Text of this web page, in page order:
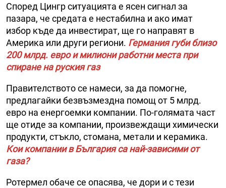
Според Цингр ситуацията е ясен сигнал за
пазара, че средата е нестабилна и ако имат
избор къде да инвестират, ще го направят в
Америка или други региони. Германия губи близо
200 млрд. евро и милиони работни места при
спиране на руския газ
Правителството се намеси, за да помогне,
предлагайки безвъзмездна помощ от 5 млрд.
евро на енергоемки компании. По-голямата част
ще отиде за компании, произвеждащи химически
продукти, стъкло, стомана, метали и керамика.
Кои компании в България са най-зависими от
газа?
Ротермел обаче се опасява, че дори и с тези